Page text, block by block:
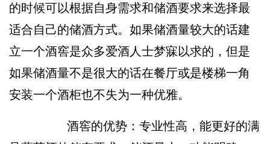
的时候可以根据自身需求和储酒要求来选择最
适合自己的储酒方式。如果储酒量较大的话建
立一个酒窖是众多爱酒人士梦寐以求的，但是
如果储酒量不是很大的话在餐厅或是楼梯一角
安装一个酒柜也不失为一种优雅。
酒窖的优势：专业性高，能更好的满